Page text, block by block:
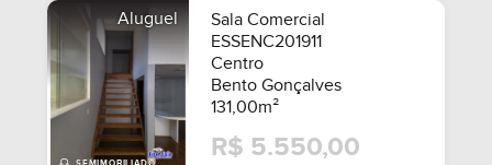
Aluguel
Sala Comercial
ESSENC201911
Centro
Bento Gonçalves
131,00m²
R$ 5.550,00